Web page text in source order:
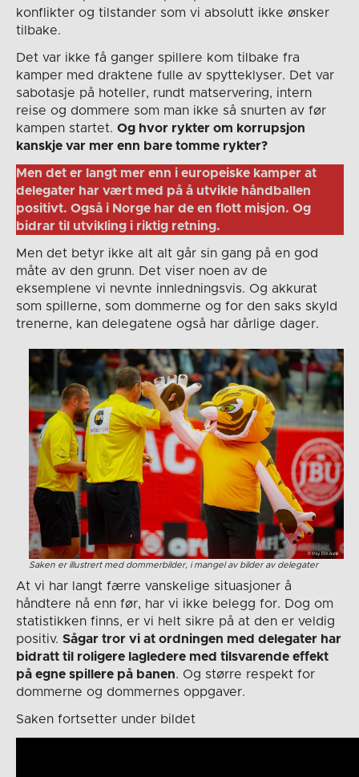
konflikter og tilstander som vi absolutt ikke ønsker
tilbake.
Det var ikke få ganger spillere kom tilbake fra
kamper med draktene fulle av spytteklyser. Det var
sabotasje på hoteller, rundt matservering, intern
reise og dommere som man ikke så snurten av før
kampen startet. Og hvor rykter om korrupsjon
kanskje var mer enn bare tomme rykter?
Men det er langt mer enn i europeiske kamper at
delegater har vært med på å utvikle håndballen
positivt. Også i Norge har de en flott misjon. Og
bidrar til utvikling i riktig retning.
Men det betyr ikke alt alt går sin gang på en god
måte av den grunn. Det viser noen av de
eksemplene vi nevnte innledningsvis. Og akkurat
som spillerne, som dommerne og for den saks skyld
trenerne, kan delegatene også har dårlige dager.
Saken er illustrert med dommerbilder, i mangel av bilder av delegater
At vi har langt færre vanskelige situasjoner å
håndtere nå enn før, har vi ikke belegg for. Dog om
statistikken finns, er vi helt sikre på at den er veldig
positiv. Sågar tror vi at ordningen med delegater har
bidratt til roligere lagledere med tilsvarende effekt
på egne spillere på banen. Og større respekt for
dommerne og dommernes oppgaver.
Saken fortsetter under bildet